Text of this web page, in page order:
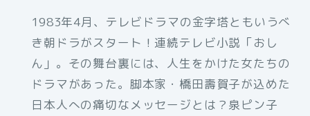
1983年4月、テレビドラマの金字塔ともいうべ
き朝ドラがスタート！連続テレビ小説「おし
ん」。その舞台裏には、人生をかけた女たちの
ドラマがあった。脚本家・橋田壽賀子が込めた
日本人への痛切なメッセージとは？泉ピン子